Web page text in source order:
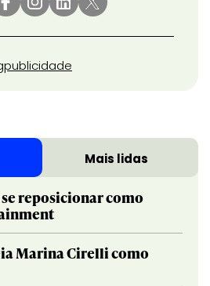
publicidade
Mais lidas
reposicionar como
Marina Cirelli como